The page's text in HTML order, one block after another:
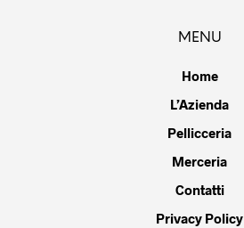
MENU
Home
L’Azienda
Pellicceria
Merceria
Contatti
Privacy Policy